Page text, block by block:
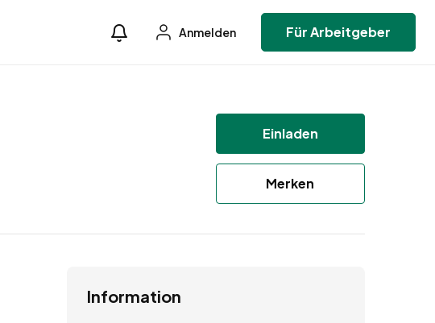
Anmelden Für Arbeitgeber
Einladen
Merken
Information